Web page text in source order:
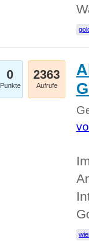
0
Punkte
2363
Aufrufe